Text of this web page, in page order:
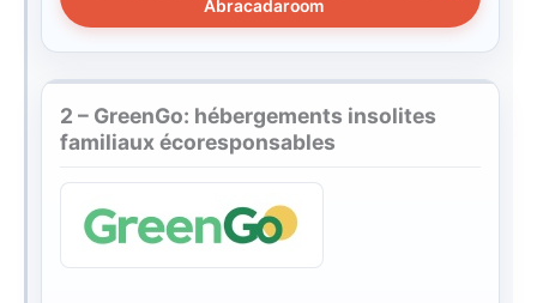
Abracadaroom
2 – GreenGo: hébergements insolites
familiaux écoresponsables